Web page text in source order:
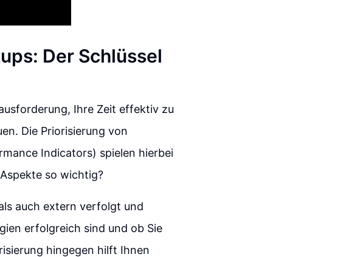
Der Schlüssel
Ihre Zeit effektiv zu
Die Priorisierung von
Indicators) spielen hierbei
so wichtig?
auch extern verfolgt und
erfolgreich sind und ob Sie
hingegen hilft Ihnen